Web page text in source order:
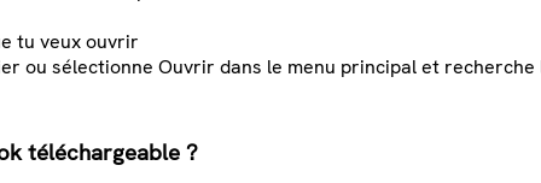
tu veux ouvrir
ou sélectionne Ouvrir dans le menu principal et recherche
téléchargeable ?